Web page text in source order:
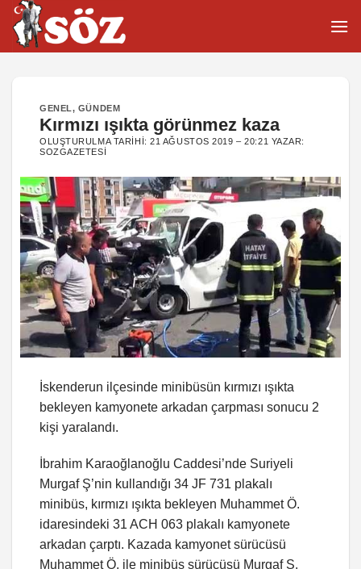
İçeriğe
atla
GENEL, GÜNDEM
Kırmızı ışıkta görünmez kaza
OLUŞTURULMA TARIHI:21 AĞUSTOS 2019 – 20:21 YAZAR:
SOZGAZETESI
İskenderun ilçesinde minibüsün kırmızı ışıkta
bekleyen kamyonete arkadan çarpması sonucu 2
kişi yaralandı.
İbrahim Karaoğlanoğlu Caddesi’nde Suriyeli
Murgaf Ş’nin kullandığı 34 JF 731 plakalı
minibüs, kırmızı ışıkta bekleyen Muhammet Ö.
idaresindeki 31 ACH 063 plakalı kamyonete
arkadan çarptı. Kazada kamyonet sürücüsü
Muhammet Ö. ile minibüs sürücüsü Murgaf Ş.